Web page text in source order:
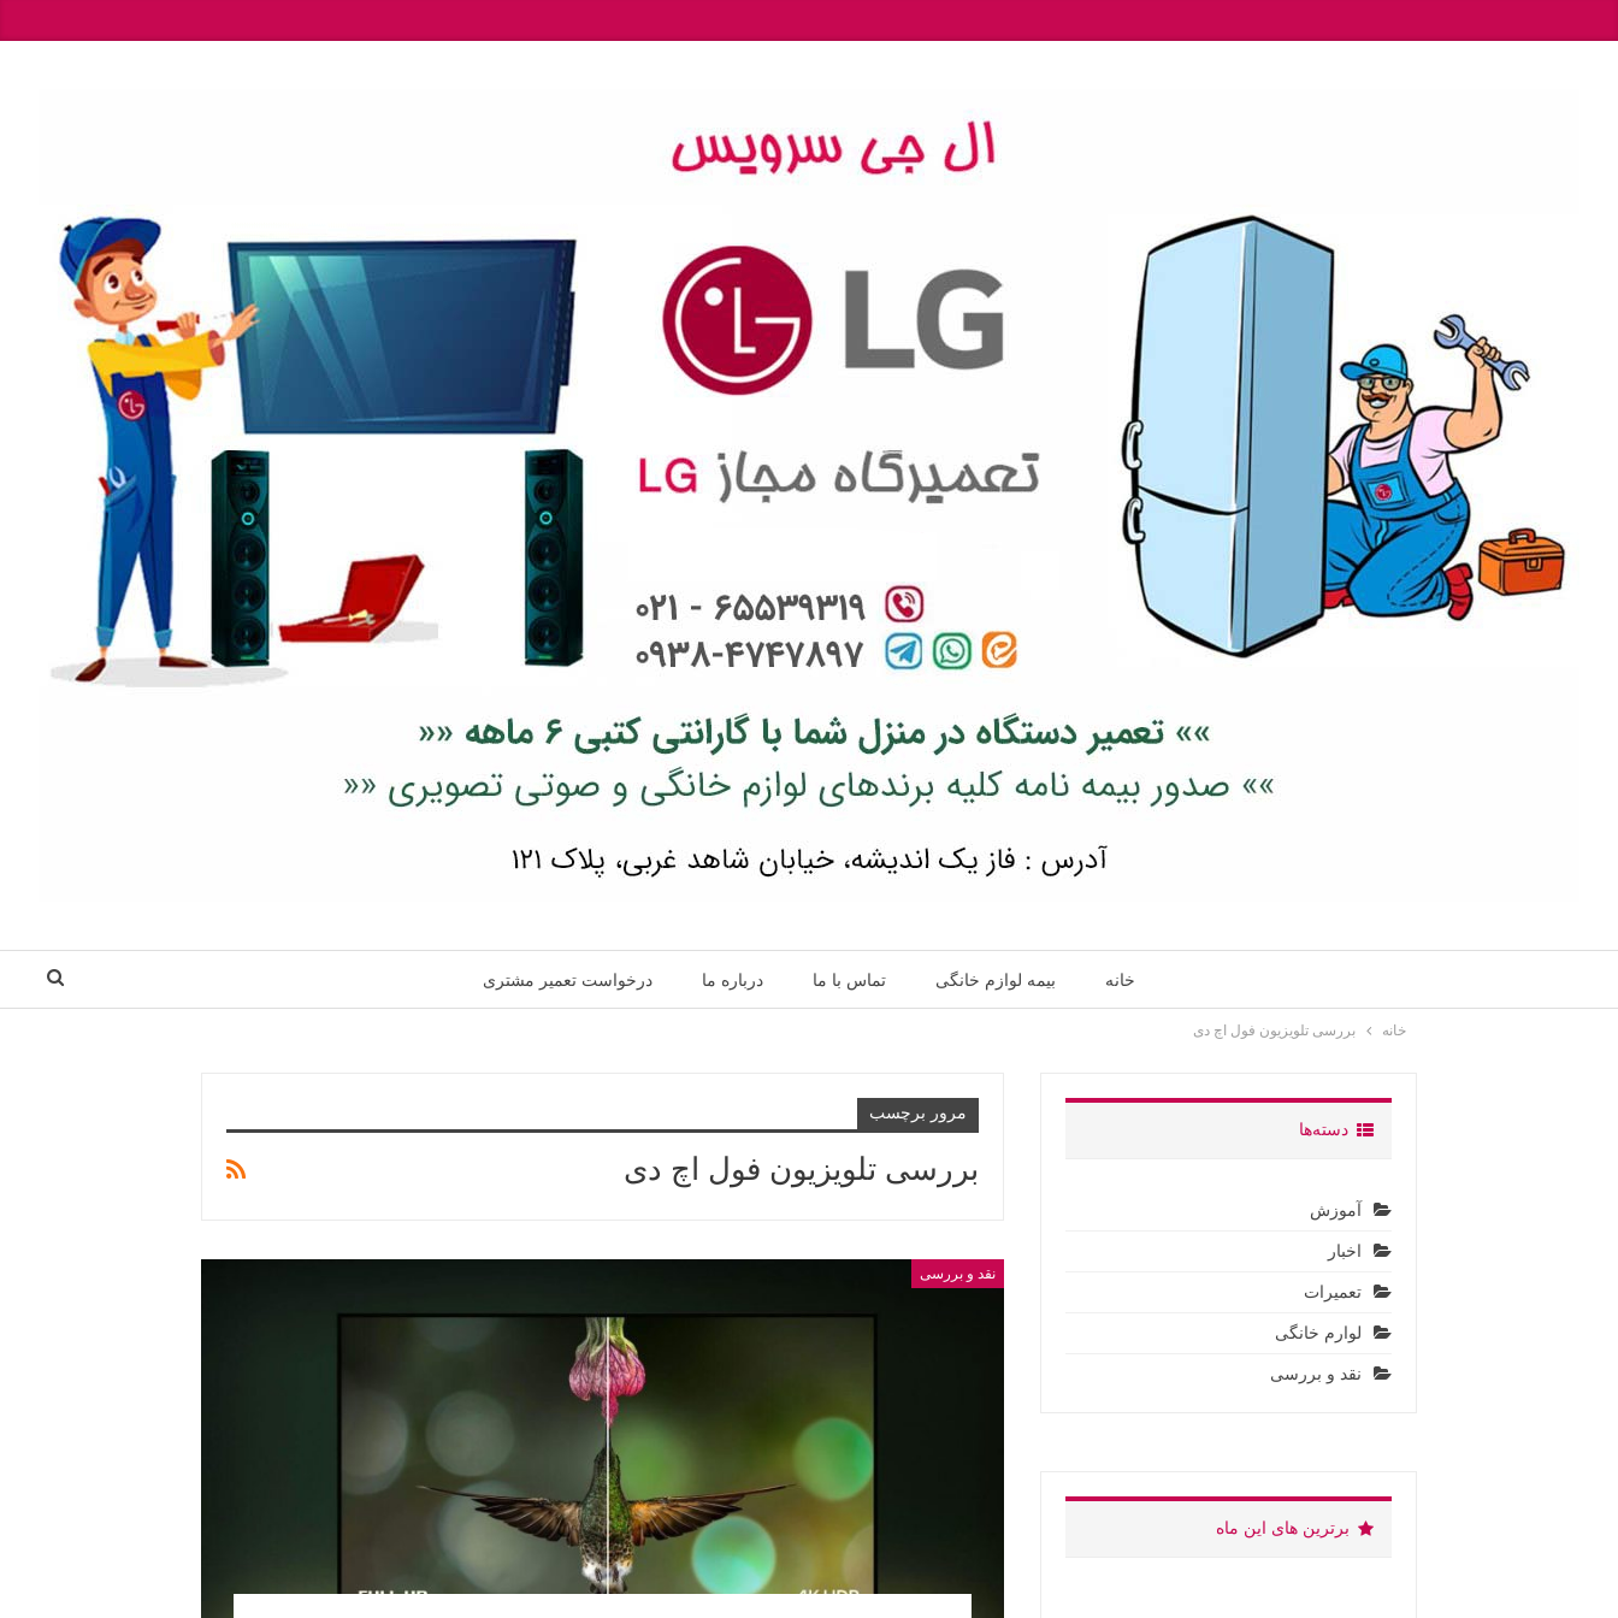
خانه بیمه لوازم خانگی تماس با ما درباره ما درخواست تعمیر مشتری
خانه بررسی تلویزیون فول اچ دی
مرور برچسب
بررسی تلویزیون فول اچ دی
نقد و بررسی
دسته‌ها
آموزش
اخبار
تعمیرات
لوارم خانگی
نقد و بررسی
برترین های این ماه